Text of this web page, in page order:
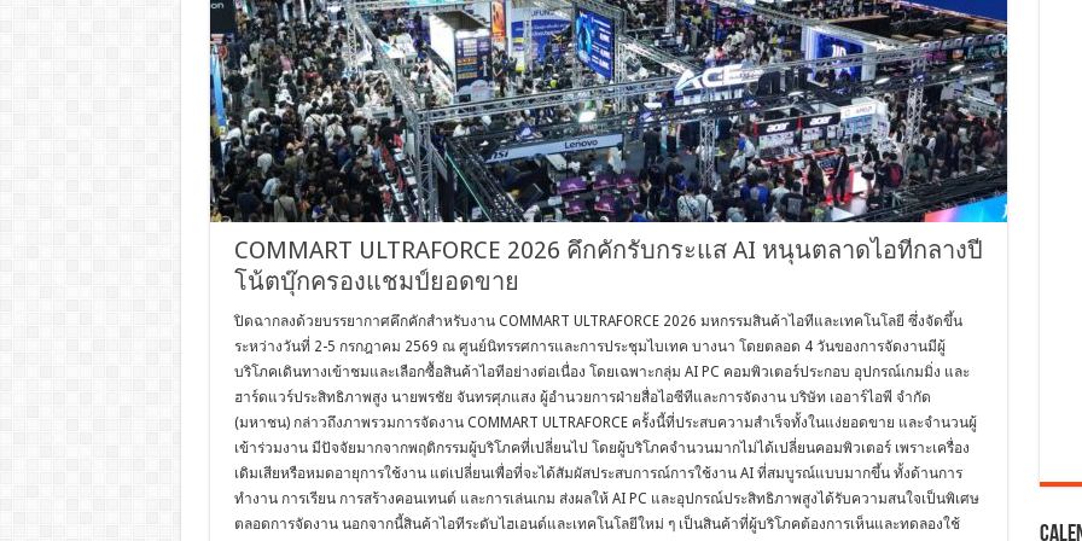
COMMART ULTRAFORCE 2026 คึกคักรับกระแส AI หนุนตลาดไอทีกลางปี
โน้ตบุ๊กครองแชมป์ยอดขาย
ปิดฉากลงด้วยบรรยากาศคึกคักสำหรับงาน COMMART ULTRAFORCE 2026 มหกรรมสินค้าไอทีและเทคโนโลยี ซึ่งจัดขึ้น
ระหว่างวันที่ 2-5 กรกฎาคม 2569 ณ ศูนย์นิทรรศการและการประชุมไบเทค บางนา โดยตลอด 4 วันของการจัดงานมีผู้
บริโภคเดินทางเข้าชมและเลือกซื้อสินค้าไอทีอย่างต่อเนื่อง โดยเฉพาะกลุ่ม AI PC คอมพิวเตอร์ประกอบ อุปกรณ์เกมมิ่ง และ
ฮาร์ดแวร์ประสิทธิภาพสูง นายพรชัย จันทรศุภแสง ผู้อำนวยการฝ่ายสื่อไอซีทีและการจัดงาน บริษัท เออาร์ไอพี จำกัด
(มหาชน) กล่าวถึงภาพรวมการจัดงาน COMMART ULTRAFORCE ครั้งนี้ที่ประสบความสำเร็จทั้งในแง่ยอดขาย และจำนวนผู้
เข้าร่วมงาน มีปัจจัยมากจากพฤติกรรมผู้บริโภคที่เปลี่ยนไป โดยผู้บริโภคจำนวนมากไม่ได้เปลี่ยนคอมพิวเตอร์ เพราะเครื่อง
เดิมเสียหรือหมดอายุการใช้งาน แต่เปลี่ยนเพื่อที่จะได้สัมผัสประสบการณ์การใช้งาน AI ที่สมบูรณ์แบบมากขึ้น ทั้งด้านการ
ทำงาน การเรียน การสร้างคอนเทนต์ และการเล่นเกม ส่งผลให้ AI PC และอุปกรณ์ประสิทธิภาพสูงได้รับความสนใจเป็นพิเศษ
ตลอดการจัดงาน นอกจากนี้สินค้าไอทีระดับไฮเอนด์และเทคโนโลยีใหม่ ๆ เป็นสินค้าที่ผู้บริโภคต้องการเห็นและทดลองใช้